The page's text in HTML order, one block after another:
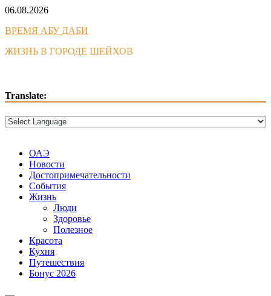
Skip
content
06.08.2026
ВРЕМЯ АБУ ДАБИ
ЖИЗНЬ В ГОРОДЕ ШЕЙХОВ
Translate:
ОАЭ
Новости
Достопримечательности
События
Жизнь
Люди
Здоровье
Полезное
Красота
Кухня
Путешествия
Бонус 2026